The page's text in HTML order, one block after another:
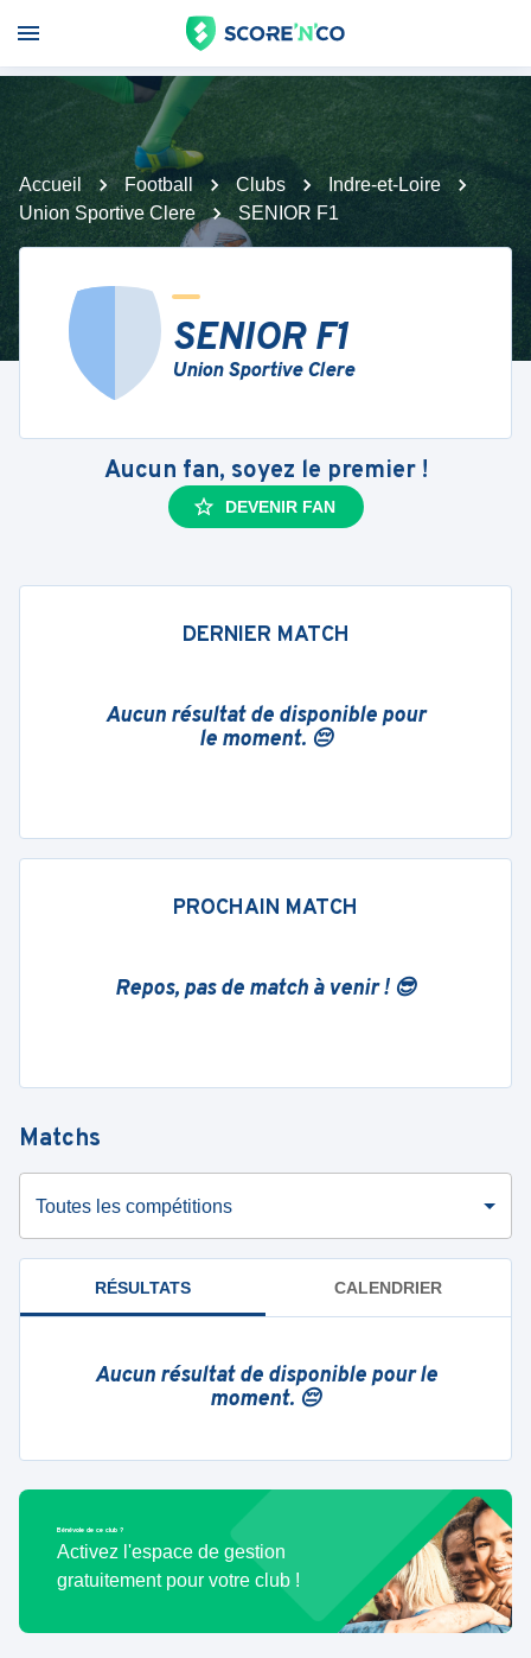
Accueil Football Clubs
Indre-et-Loire
Union Sportive Clere
SENIOR F1
SENIOR F1
Union Sportive Clere
Aucun fan, soyez le premier !
DEVENIR FAN
DERNIER MATCH
Aucun résultat de disponible pour
le moment. 😔
PROCHAIN MATCH
Repos, pas de match à venir ! 😎
Matchs
Toutes les compétitions
RÉSULTATS CALENDRIER
Aucun résultat de disponible pour le
moment. 😔
Bénévole de ce club ?
Activez l'espace de gestion
gratuitement pour votre club !